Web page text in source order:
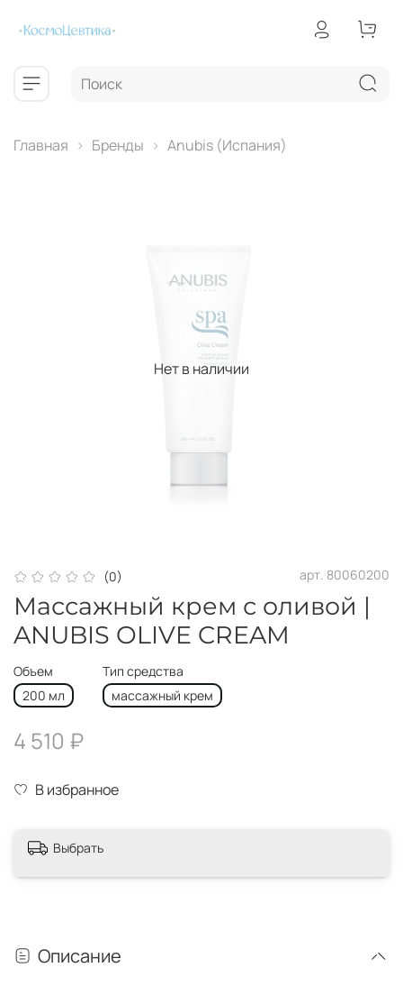
Главная Бренды Anubis (Испания)
Нет в наличии
(0) арт. 80060200
Массажный крем с оливой |
ANUBIS OLIVE CREAM
Объем
200 мл
Тип средства
массажный крем
4 510 ₽
В избранное
Выбрать
Описание